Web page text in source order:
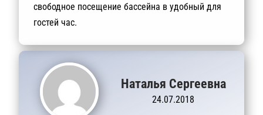
свободное посещение бассейна в удобный для
гостей час.
Наталья Сергеевна
24.07.2018